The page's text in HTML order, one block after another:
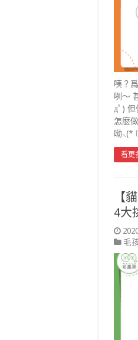
咦？
咧～
дﾟ)
怎麼
呦⸜(*
看更
【
4大
毛